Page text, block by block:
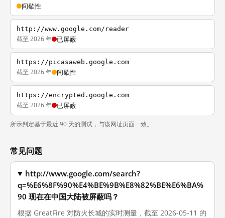
间歇性
http://www.google.com/reader
截至 2026 年 已屏蔽
https://picasaweb.google.com
截至 2026 年 间歇性
https://encrypted.google.com
截至 2026 年 已屏蔽
所示判定基于最近 90 天的测试，与该网址页面一致。
常见问题
http://www.google.com/search?
q=%E6%8F%90%E4%BE%9B%E8%82%BE%E6%BA%
90 现在在中国大陆被屏蔽吗？
根据 GreatFire 对防火长城的实时测量，截至 2026-05-11 的